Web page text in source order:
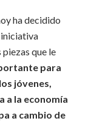
ha decidido
iniciativa
que le
para
jóvenes,
a la economía
a cambio de